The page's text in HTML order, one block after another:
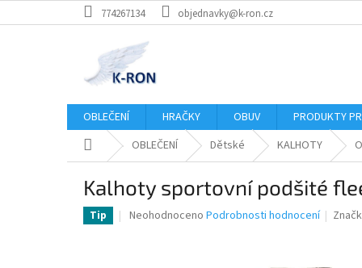
na
774267134 objednavky@k-ron.cz
OBLEČENÍ HRAČKY OBUV PRODUKTY
Domů OBLEČENÍ Dětské KALHOTY
Kalhoty sportovní podšité
Tip
Průměrné
Neohodnoceno Podrobnosti hodnocení